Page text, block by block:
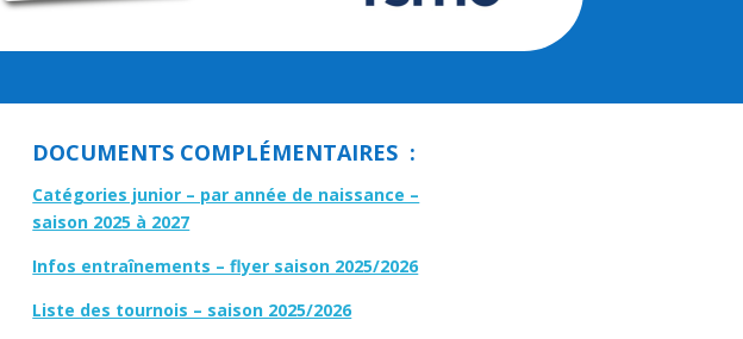
DOCUMENTS COMPLÉMENTAIRES :
Catégories junior – par année de naissance –
saison 2025 à 2027
Infos entraînements – flyer saison 2025/2026
Liste des tournois – saison 2025/2026